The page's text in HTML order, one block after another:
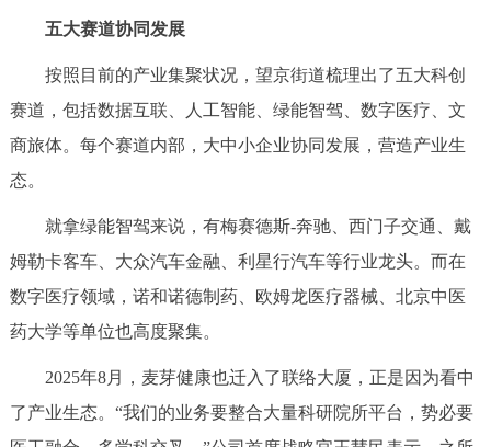
五大赛道协同发展
按照目前的产业集聚状况，望京街道梳理出了五大科创
赛道，包括数据互联、人工智能、绿能智驾、数字医疗、文
商旅体。每个赛道内部，大中小企业协同发展，营造产业生
态。
就拿绿能智驾来说，有梅赛德斯-奔驰、西门子交通、戴
姆勒卡客车、大众汽车金融、利星行汽车等行业龙头。而在
数字医疗领域，诺和诺德制药、欧姆龙医疗器械、北京中医
药大学等单位也高度聚集。
2025年8月，麦芽健康也迁入了联络大厦，正是因为看中
了产业生态。“我们的业务要整合大量科研院所平台，势必要